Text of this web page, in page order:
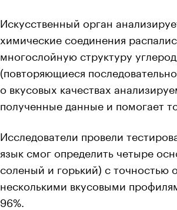
Искусственный орган
химические соединения
многослойную структуру
(повторяющиеся
о вкусовых качествах
полученные данные и помогает
Исследователи провели
язык смог определить четыре
соленый и горький) с точностью
несколькими вкусовыми
96%.